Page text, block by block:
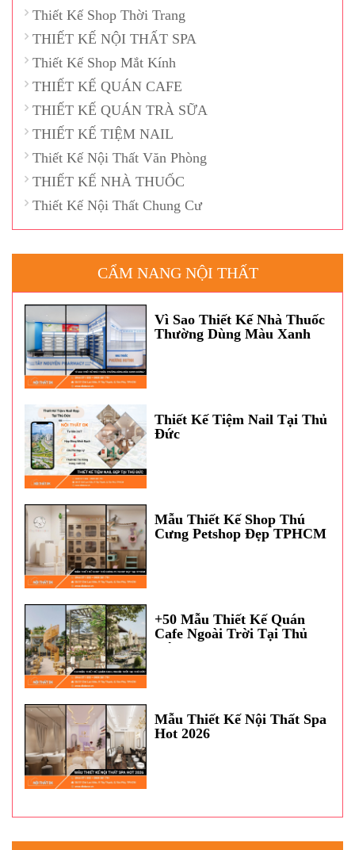
Thiết Kế Shop Thời Trang
THIẾT KẾ NỘI THẤT SPA
Thiết Kế Shop Mắt Kính
THIẾT KẾ QUÁN CAFE
THIẾT KẾ QUÁN TRÀ SỮA
THIẾT KẾ TIỆM NAIL
Thiết Kế Nội Thất Văn Phòng
THIẾT KẾ NHÀ THUỐC
Thiết Kế Nội Thất Chung Cư
CẨM NANG NỘI THẤT
Vì Sao Thiết Kế Nhà Thuốc
Thường Dùng Màu Xanh
Thiết Kế Tiệm Nail Tại Thủ
Đức
Mẫu Thiết Kế Shop Thú
Cưng Petshop Đẹp TPHCM
+50 Mẫu Thiết Kế Quán
Cafe Ngoài Trời Tại Thủ
Đức
Mẫu Thiết Kế Nội Thất Spa
Hot 2026